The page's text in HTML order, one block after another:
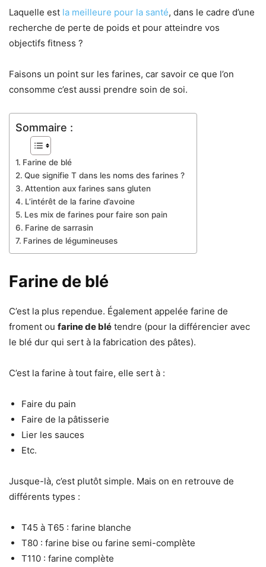
Laquelle est la meilleure pour la santé, dans le cadre d’une
recherche de perte de poids et pour atteindre vos
objectifs fitness ?
Faisons un point sur les farines, car savoir ce que l’on
consomme c’est aussi prendre soin de soi.
Sommaire :
Farine de blé
Que signifie T dans les noms des farines ?
Attention aux farines sans gluten
L’intérêt de la farine d’avoine
Les mix de farines pour faire son pain
Farine de sarrasin
Farines de légumineuses
Farine de blé
C’est la plus rependue. Également appelée farine de
froment ou farine de blé tendre (pour la différencier avec
le blé dur qui sert à la fabrication des pâtes).
C’est la farine à tout faire, elle sert à :
Faire du pain
Faire de la pâtisserie
Lier les sauces
Etc.
Jusque-là, c’est plutôt simple. Mais on en retrouve de
différents types :
T45 à T65 : farine blanche
T80 : farine bise ou farine semi-complète
T110 : farine complète